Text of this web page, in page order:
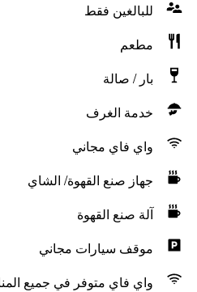
للبالغين فقط
مطعم
بار / صالة
خدمة الغرف
واي فاي مجاني
جهاز صنع القهوة/ الشاي
آلة صنع القهوة
موقف سيارات مجاني
واي فاي متوفر في جميع